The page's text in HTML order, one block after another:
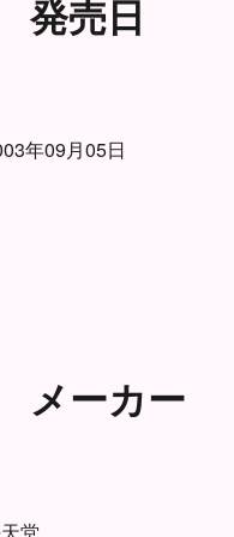
発売日
年09月05日
メーカー
堂